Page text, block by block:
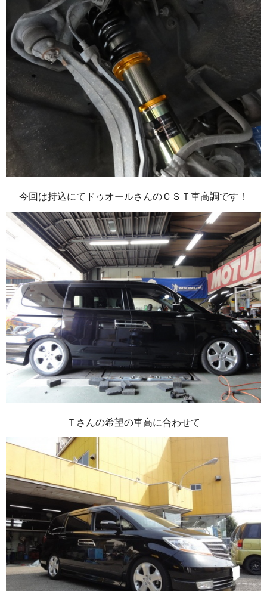
今回は持込にてドゥオールさんのＣＳＴ車高調です！
Ｔさんの希望の車高に合わせて